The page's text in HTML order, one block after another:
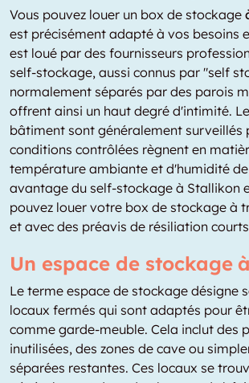
Vous pouvez louer un box de stockage
est précisément adapté à vos besoins
est loué par des fournisseurs
self-stockage, aussi connus par "self
normalement séparés par des parois
offrent ainsi un haut degré d'intimité.
bâtiment sont généralement surveillés
conditions contrôlées règnent en
température ambiante et d'humidité
avantage du self-stockage à Stallikon
pouvez louer votre box de stockage à
et avec des préavis de résiliation
Un espace de stockage
Le terme espace de stockage désigne
locaux fermés qui sont adaptés pour
comme garde-meuble. Cela inclut des
inutilisées, des zones de cave ou
séparées restantes. Ces locaux se